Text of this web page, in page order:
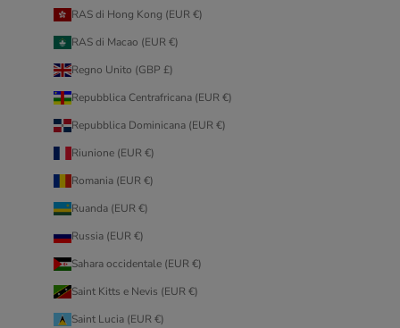
RAS di Hong Kong (EUR €)
RAS di Macao (EUR €)
Regno Unito (GBP £)
Repubblica Centrafricana (EUR €)
Repubblica Dominicana (EUR €)
Riunione (EUR €)
Romania (EUR €)
Ruanda (EUR €)
Russia (EUR €)
Sahara occidentale (EUR €)
Saint Kitts e Nevis (EUR €)
Saint Lucia (EUR €)